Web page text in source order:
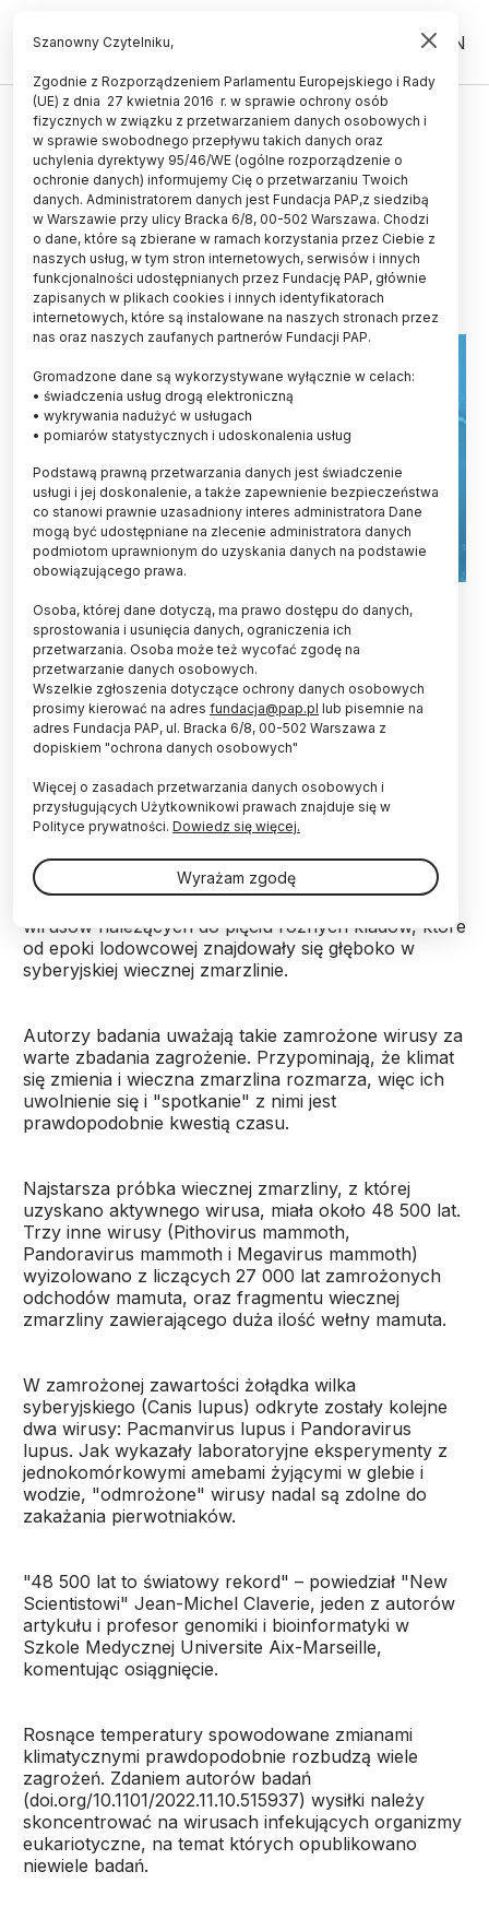
PL EN
ŚWIAT
Naukowcy informują o
"przebudzeniu" wirusów sprzed
48,5 tys. lat
25.11.2022
aktualizacja: 25.11.2022
2 minuty czytania
Udało się przywrócić aktywność wirusów,
tkwiących w syberyjskiej wiecznej zmarzlinie
nawet od 48 500 lat. Informują o tym naukowcy w
serwisie „bioRxiv” we wstępnej, nierecenzowanej
wersji artykułu.
Badania dotyczące wirusów przeprowadzili
naukowcy z Universite Aix-Marseille we Francji,
którzy już wcześniej "ożywili" liczącego 30 000 lat
wirusa, znalezionego w syberyjskiej wiecznej
zmarzlinie w 2014 roku. Teraz Francuzi pobili
wirusów należących do pięciu różnych kladów, które
od epoki lodowcowej znajdowały się głęboko w
syberyjskiej wiecznej zmarzlinie.
Autorzy badania uważają takie zamrożone wirusy za
warte zbadania zagrożenie. Przypominają, że klimat
się zmienia i wieczna zmarzlina rozmarza, więc ich
uwolnienie się i "spotkanie" z nimi jest
prawdopodobnie kwestią czasu.
Najstarsza próbka wiecznej zmarzliny, z której
uzyskano aktywnego wirusa, miała około 48 500 lat.
Trzy inne wirusy (Pithovirus mammoth,
Pandoravirus mammoth i Megavirus mammoth)
wyizolowano z liczących 27 000 lat zamrożonych
odchodów mamuta, oraz fragmentu wiecznej
zmarzliny zawierającego duża ilość wełny mamuta.
W zamrożonej zawartości żołądka wilka
syberyjskiego (Canis lupus) odkryte zostały kolejne
dwa wirusy: Pacmanvirus lupus i Pandoravirus
lupus. Jak wykazały laboratoryjne eksperymenty z
jednokomórkowymi amebami żyjącymi w glebie i
wodzie, "odmrożone" wirusy nadal są zdolne do
zakażania pierwotniaków.
"48 500 lat to światowy rekord" – powiedział "New
Scientistowi" Jean-Michel Claverie, jeden z autorów
artykułu i profesor genomiki i bioinformatyki w
Szkole Medycznej Universite Aix-Marseille,
komentując osiągnięcie.
Rosnące temperatury spowodowane zmianami
klimatycznymi prawdopodobnie rozbudzą wiele
zagrożeń. Zdaniem autorów badań
(doi.org/10.1101/2022.11.10.515937) wysiłki należy
skoncentrować na wirusach infekujących organizmy
eukariotyczne, na temat których opublikowano
niewiele badań.
Szanowny Czytelniku,
Zgodnie z Rozporządzeniem Parlamentu Europejskiego i Rady
(UE) z dnia 27 kwietnia 2016 r. w sprawie ochrony osób
fizycznych w związku z przetwarzaniem danych osobowych i
w sprawie swobodnego przepływu takich danych oraz
uchylenia dyrektywy 95/46/WE (ogólne rozporządzenie o
ochronie danych) informujemy Cię o przetwarzaniu Twoich
danych. Administratorem danych jest Fundacja PAP,z siedzibą
w Warszawie przy ulicy Bracka 6/8, 00-502 Warszawa. Chodzi
o dane, które są zbierane w ramach korzystania przez Ciebie z
naszych usług, w tym stron internetowych, serwisów i innych
funkcjonalności udostępnianych przez Fundację PAP, głównie
zapisanych w plikach cookies i innych identyfikatorach
internetowych, które są instalowane na naszych stronach przez
nas oraz naszych zaufanych partnerów Fundacji PAP.
Gromadzone dane są wykorzystywane wyłącznie w celach:
• świadczenia usług drogą elektroniczną
• wykrywania nadużyć w usługach
• pomiarów statystycznych i udoskonalenia usług
Podstawą prawną przetwarzania danych jest świadczenie
usługi i jej doskonalenie, a także zapewnienie bezpieczeństwa
co stanowi prawnie uzasadniony interes administratora Dane
mogą być udostępniane na zlecenie administratora danych
podmiotom uprawnionym do uzyskania danych na podstawie
obowiązującego prawa.
Osoba, której dane dotyczą, ma prawo dostępu do danych,
sprostowania i usunięcia danych, ograniczenia ich
przetwarzania. Osoba może też wycofać zgodę na
przetwarzanie danych osobowych.
Wszelkie zgłoszenia dotyczące ochrony danych osobowych
prosimy kierować na adres fundacja@pap.pl lub pisemnie na
adres Fundacja PAP, ul. Bracka 6/8, 00-502 Warszawa z
dopiskiem "ochrona danych osobowych"
Więcej o zasadach przetwarzania danych osobowych i
przysługujących Użytkownikowi prawach znajduje się w
Polityce prywatności. Dowiedz się więcej.
Wyrażam zgodę